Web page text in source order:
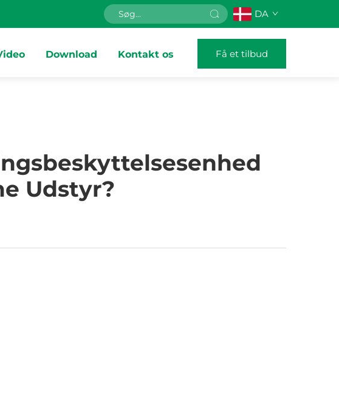
DA
Download Kontakt os Få et tilbud
Udstyr?